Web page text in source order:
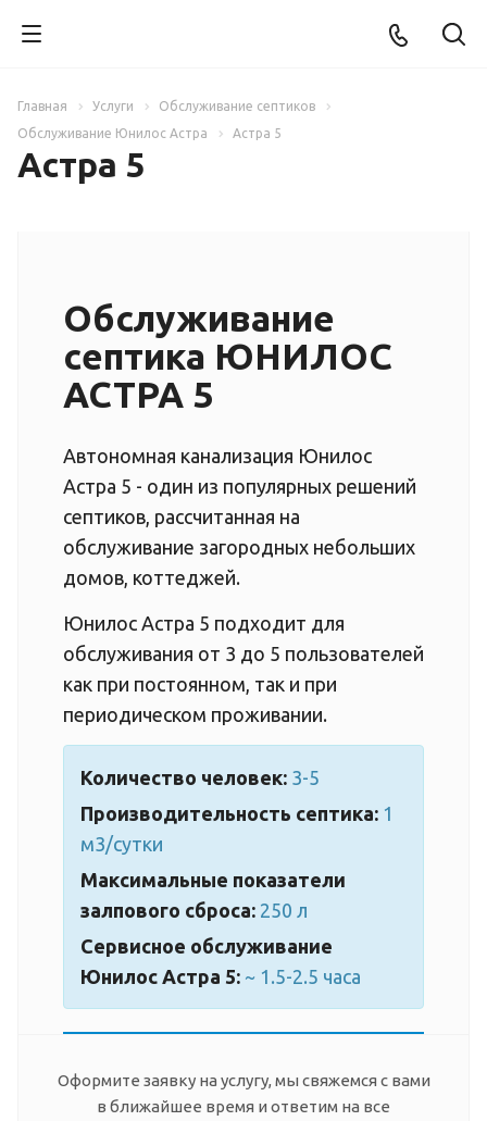
Главная Услуги
Обслуживание септиков
Обслуживание Юнилос Астра
Астра 5
Астра 5
Обслуживание
септика ЮНИЛОС
АСТРА 5
Автономная канализация Юнилос
Астра 5 - один из популярных решений
септиков, рассчитанная на
обслуживание загородных небольших
домов, коттеджей.
Юнилос Астра 5 подходит для
обслуживания от 3 до 5 пользователей
как при постоянном, так и при
периодическом проживании.
Количество человек: 3-5
Производительность септика: 1
м3/сутки
Максимальные показатели
залпового сброса: 250 л
Сервисное обслуживание
Юнилос Астра 5: ~ 1.5-2.5 часа
Оформите заявку на услугу, мы свяжемся с вами
в ближайшее время и ответим на все